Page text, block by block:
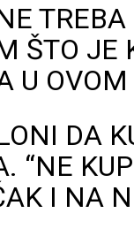
ŠTO JE
U
DA
“NE
I NA